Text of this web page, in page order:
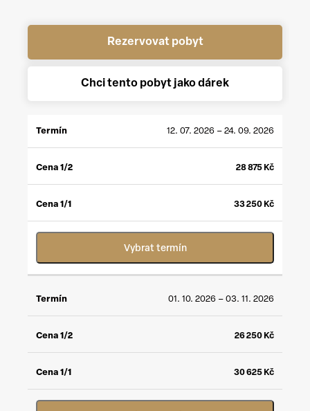
Rezervovat pobyt
Chci tento pobyt jako dárek
1/2*
CENA
1/1**
12. 07. 2026 – 24. 09. 2026
28 875 Kč
33 250 Kč
Vybrat termín
01. 10. 2026 – 03. 11. 2026
26 250 Kč
30 625 Kč